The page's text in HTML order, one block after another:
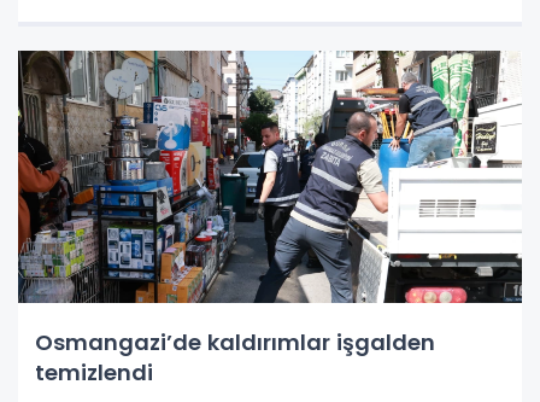
Osmangazi’de kaldırımlar işgalden
temizlendi